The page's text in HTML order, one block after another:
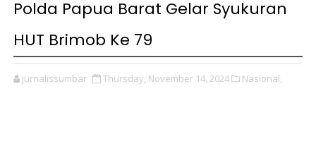
Polda Papua Barat Gelar Syukuran
HUT Brimob Ke 79
jurnalissumbar Thursday, November 14, 2024 Nasional,